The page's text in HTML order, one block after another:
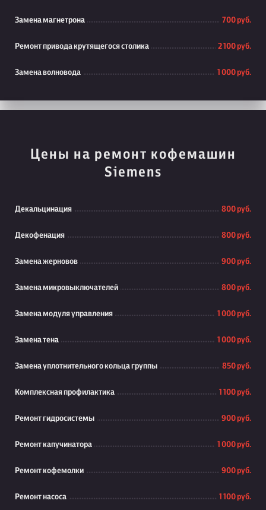
Замена магнетрона 700 руб.
Ремонт привода крутящегося столика 2 100 руб.
Замена волновода 1 000 руб.
Цены на ремонт кофемашин
Siemens
Декальцинация 800 руб.
Декофенация 800 руб.
Замена жерновов 900 руб.
Замена микровыключателей 800 руб.
Замена модуля управления 1 000 руб.
Замена тена 1 000 руб.
Замена уплотнительного кольца группы 850 руб.
Комплексная профилактика 1 100 руб.
Ремонт гидросистемы 900 руб.
Ремонт капучинатора 1 000 руб.
Ремонт кофемолки 900 руб.
Ремонт насоса 1 100 руб.